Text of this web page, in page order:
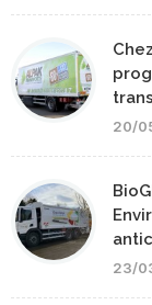
20/
23/